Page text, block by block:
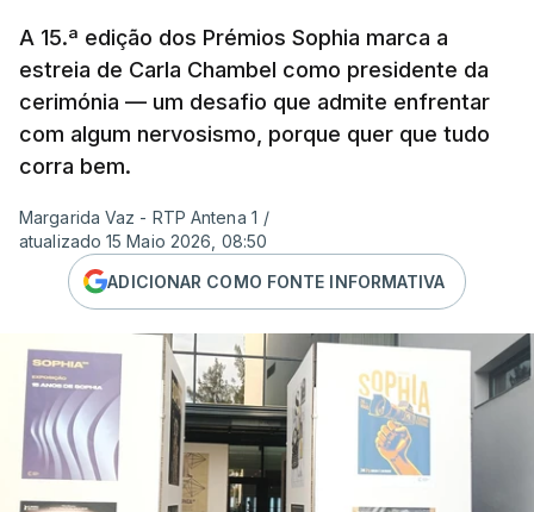
A 15.ª edição dos Prémios Sophia marca a
estreia de Carla Chambel como presidente da
cerimónia — um desafio que admite enfrentar
com algum nervosismo, porque quer que tudo
corra bem.
Margarida Vaz - RTP Antena 1 /
atualizado 15 Maio 2026, 08:50
ADICIONAR COMO FONTE INFORMATIVA